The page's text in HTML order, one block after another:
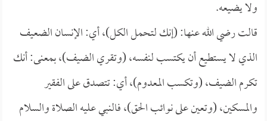
ولا يضيعه.
قالت رضي الله عنها: (إنك لتحمل الكل)، أي: الإنسان الضعيف
الذي لا يستطيع أن يكتسب لنفسه، (وتقري الضيف)، بمعنى: أنك
تكرم الضيف، (وتكسب المعدوم)، أي: تتصدق على الفقير
والمسكين، (وتعين على نوائب الحق)، فالنبي عليه الصلاة والسلام